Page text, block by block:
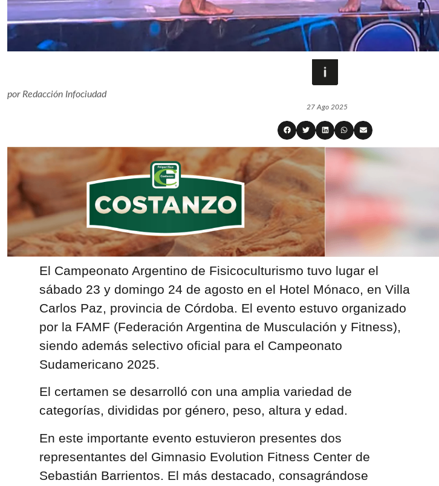
porRedacción Infociudad
27 Ago 2025
El Campeonato Argentino de Fisicoculturismo tuvo lugar el
sábado 23 y domingo 24 de agosto en el Hotel Mónaco, en Villa
Carlos Paz, provincia de Córdoba. El evento estuvo organizado
por la FAMF (Federación Argentina de Musculación y Fitness),
siendo además selectivo oficial para el Campeonato
Sudamericano 2025.
El certamen se desarrolló con una amplia variedad de
categorías, divididas por género, peso, altura y edad.
En este importante evento estuvieron presentes dos
representantes del Gimnasio Evolution Fitness Center de
Sebastián Barrientos. El más destacado, consagrándose